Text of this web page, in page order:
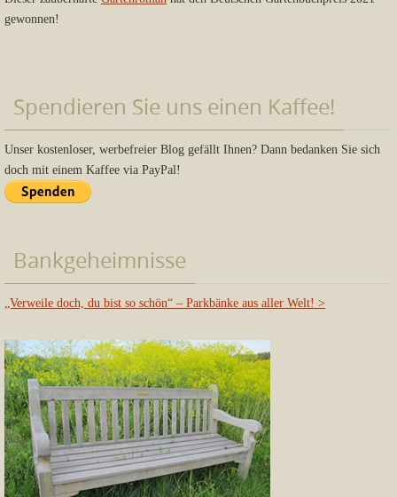
gewonnen!
Spendieren Sie uns einen Kaffee!
Unser kostenloser, werbefreier Blog gefällt Ihnen? Dann bedanken Sie sich
doch mit einem Kaffee via PayPal!
Bankgeheimnisse
„Verweile doch, du bist so schön“ – Parkbänke aus aller Welt! >